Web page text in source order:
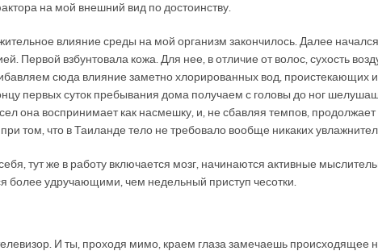
на мой внешний вид по достоинству.
влияние среды на мой организм закончилось. Далее
Первой взбунтовала кожа. Для нее, в отличие от волос, сухость
сюда влияние заметно хлорированных вод, проистекающих
первых суток пребывания дома получаем с головы до ног
она воспринимает как насмешку, и, не сбавляя темпов,
том, что в Таиланде тело не требовало вообще никаких
тут же в работу включается мозг, начинаются активные
более удручающими, чем недельный приступ чесотки.
И ты, проходя мимо, краем глаза замечаешь происходящее